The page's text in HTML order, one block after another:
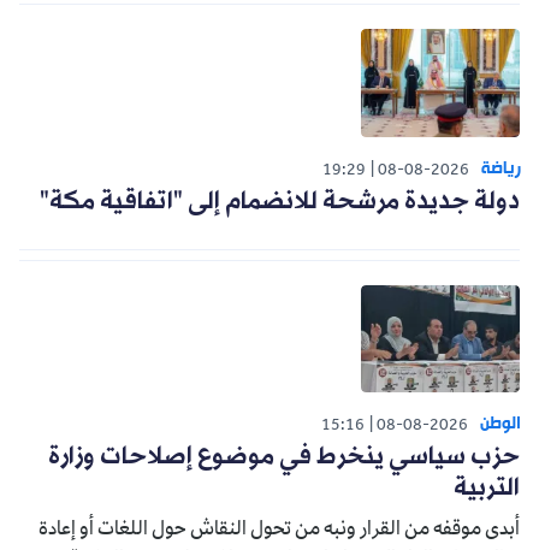
رياضة 08-08-2026
19:29
دولة جديدة مرشحة للانضمام إلى "اتفاقية مكة"
الوطن 08-08-2026
15:16
حزب سياسي ينخرط في موضوع إصلاحات وزارة
التربية
أبدى موقفه من القرار ونبه من تحول النقاش حول اللغات أو إعادة